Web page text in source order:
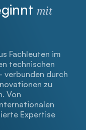
mit
Fachleuten im
technischen
verbunden durch
zu
Von
Expertise